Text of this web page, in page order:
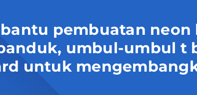
pembuatan neon
umbul-umbul t
untuk